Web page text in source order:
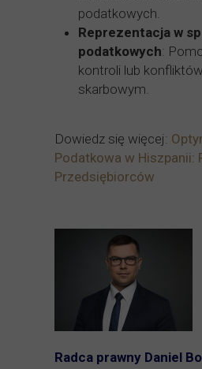
podatkowych.
Reprezentacja w
podatkowych:
kontroli lub
skarbowym.
Dowiedz się więcej:
Podatkowa w Hiszpanii:
Przedsiębiorców
Radca prawny Daniel